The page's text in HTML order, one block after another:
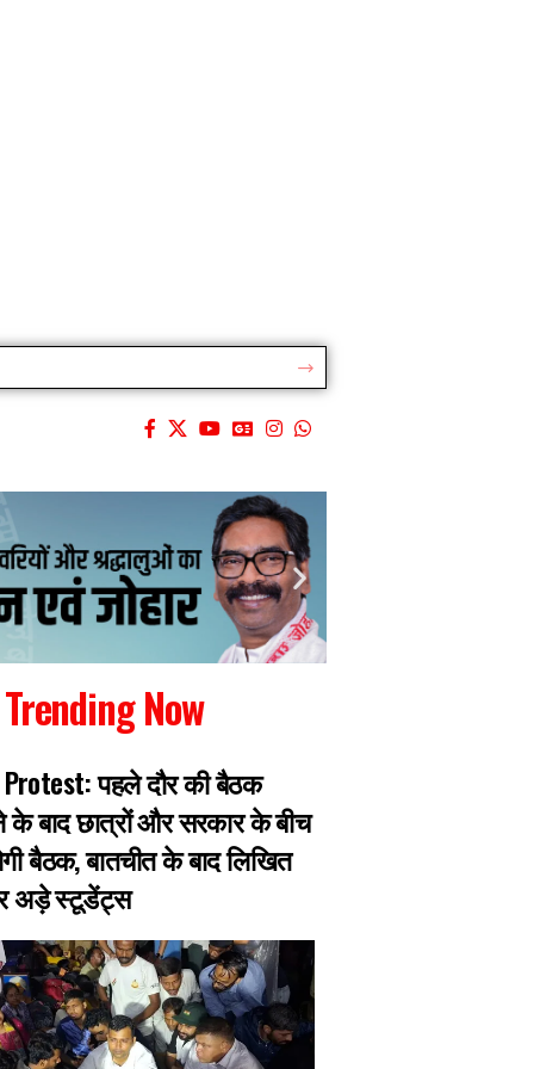
Trending Now
Protest: पहले दौर की बैठक
बाद छात्रों और सरकार के बीच
बैठक, बातचीत के बाद लिखित
अड़े स्टूडेंट्स